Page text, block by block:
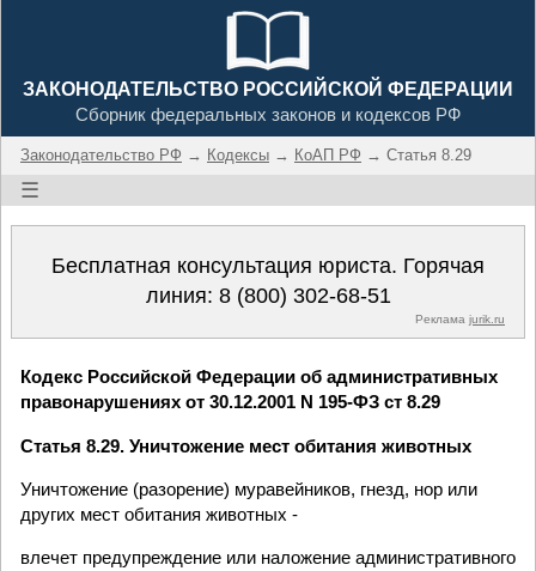
ЗАКОНОДАТЕЛЬСТВО РОССИЙСКОЙ ФЕДЕРАЦИИ
Сборник федеральных законов и кодексов РФ
Законодательство РФ → Кодексы → КоАП РФ → Статья 8.29
☰
Бесплатная консультация юриста. Горячая
линия: 8 (800) 302-68-51
Реклама jurik.ru
Кодекс Российской Федерации об административных
правонарушениях от 30.12.2001 N 195-ФЗ ст 8.29
Статья 8.29. Уничтожение мест обитания животных
Уничтожение (разорение) муравейников, гнезд, нор или
других мест обитания животных -
влечет предупреждение или наложение административного